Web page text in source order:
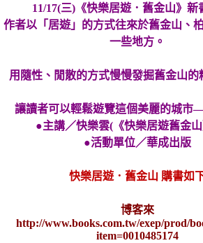
11/17(三)《快樂居遊．舊金山》新
作者以「居遊」的方式往來於舊金山、
一些地方。
用隨性、閒散的方式慢慢發掘舊金山的
讓讀者可以輕鬆遊覽這個美麗的城市
●主講／快樂雲(《快樂居遊舊金
●活動單位／華成出版
快樂居遊．舊金山 購書如
博客來
http://www.books.com.tw/exep/prod/
item=0010485174